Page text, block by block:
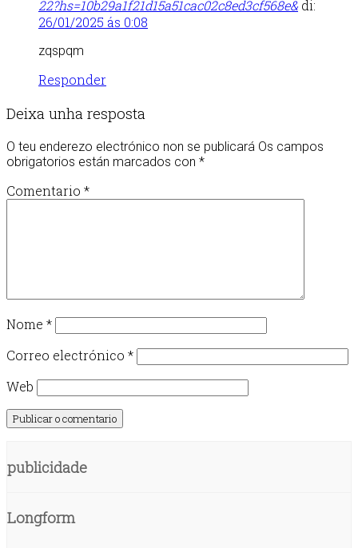
22?hs=10b29a1f21d15a51cac02c8ed3cf568e& di:
26/01/2025 ás 0:08
zqspqm
Responder
Deixa unha resposta
O teu enderezo electrónico non se publicará Os campos
obrigatorios están marcados con *
Comentario *
Nome *
Correo electrónico *
Web
publicidade
Longform